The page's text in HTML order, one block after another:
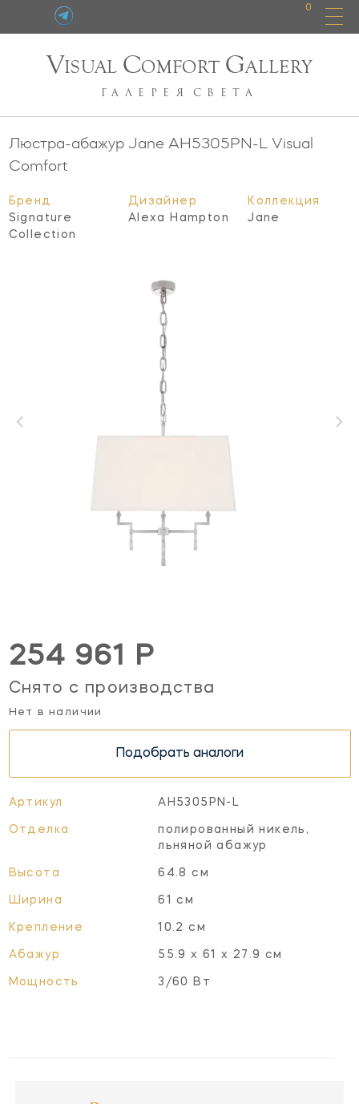
0
VISUAL COMFORT GALLERY
ГАЛЕРЕЯ СВЕТА
Люстра-абажур Jane AH5305PN-L
Visual
Comfort
Бренд
Signature
Collection
Дизайнер
Alexa Hampton
Коллекция
Jane
254 961 Р
Снято с производства
Нет в наличии
Подобрать аналоги
Артикул AH5305PN-L
Отделка
полированный никель,
льняной абажур
Высота 64.8 см
Ширина 61 см
Крепление 10.2 см
Абажур 55.9 х 61 х 27.9 см
Мощность 3/60 Вт